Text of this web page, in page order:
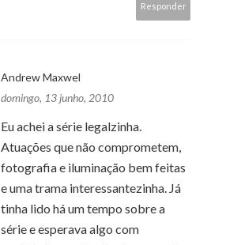
Responder
Andrew Maxwel
domingo, 13 junho, 2010
Eu achei a série legalzinha.
Atuações que não comprometem,
fotografia e iluminação bem feitas
e uma trama interessantezinha. Já
tinha lido há um tempo sobre a
série e esperava algo com